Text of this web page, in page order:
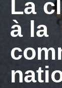
La
à la